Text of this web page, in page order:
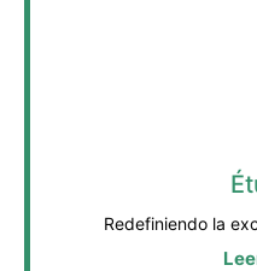
Redefiniendo la